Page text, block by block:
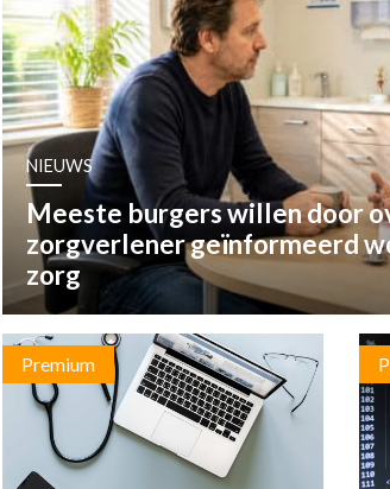
NIEUWS
Meeste burgers willen door
zorgverlener geïnformeerd
zorg
Premium